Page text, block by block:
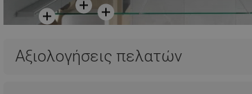
Αξιολογήσεις πελατών